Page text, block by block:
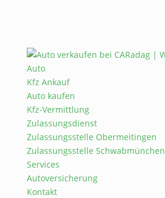
Kfz Ankauf
Auto kaufen
Kfz-Vermittlung
Zulassungsdienst
Zulassungsstelle Obermeitingen
Zulassungsstelle Schwabmünchen
Services
Autoversicherung
Kontakt